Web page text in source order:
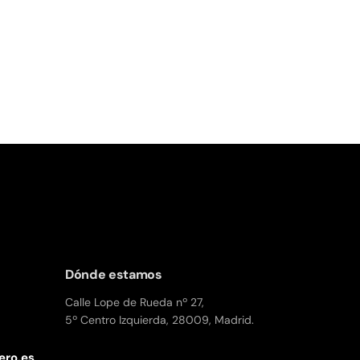
Dónde estamos
Calle Lope de Rueda nº 27,
5º Centro Izquierda, 28009, Madrid.